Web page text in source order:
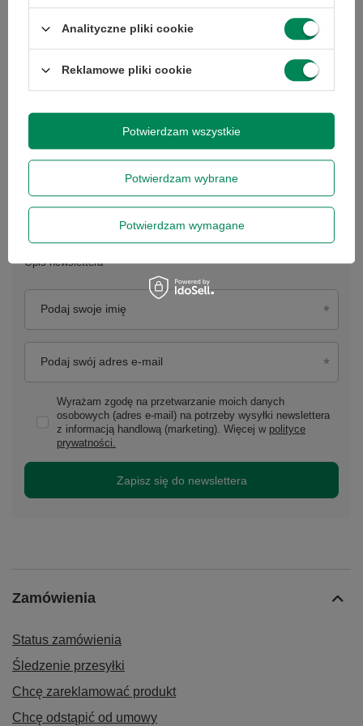
Opis newslettera
Podaj swoje imię
Podaj swój adres e-mail
Wyrażam zgodę na przetwarzanie moich danych
osobowych (adres e-mail) na potrzeby wysyłki newslettera
z informacją handlową (marketing). Więcej w polityce
prywatności.
Zapisz się do newslettera
Zamówienia
Status zamówienia
Śledzenie przesyłki
Chcę zareklamować produkt
Chcę odstąpić od umowy
Analityczne pliki cookie
Reklamowe pliki cookie
Potwierdzam wybrane
Potwierdzam wymagane
Potwierdzam wszystkie